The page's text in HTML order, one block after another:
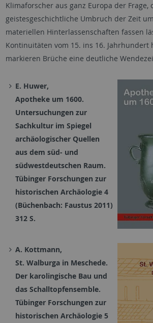
Klimaforscher aus ganz Europa der
geistesgeschichtliche Umbruch der Zeit
materiellen Hinterlassenschaften fassen
Kontinuitäten vom 15. ins 16. Jahrhundert
markieren Brüche eine deutliche
E. Huwer,
Apotheke um 1600.
Untersuchungen zur
Sachkultur im Spiegel
archäologischer Quellen
aus dem süd- und
südwestdeutschen Raum.
Tübinger Forschungen zur
historischen Archäologie 4
(Büchenbach: Faustus2011)
312 S.
A. Kottmann,
St. Walburga in Meschede.
Der karolingische Bau und
das Schalltopfensemble.
Tübinger Forschungen zur
historischen Archäologie 5